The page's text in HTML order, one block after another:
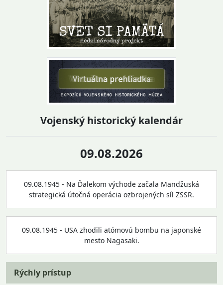
Vojenský historický kalendár
09.08.2026
09.08.1945 - Na Ďalekom východe začala Mandžuská
strategická útočná operácia ozbrojených síl ZSSR.
09.08.1945 - USA zhodili atómovú bombu na japonské
mesto Nagasaki.
Rýchly prístup